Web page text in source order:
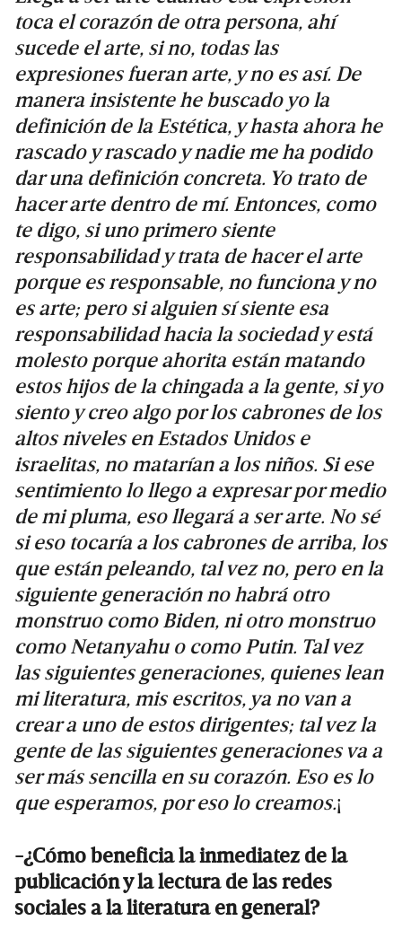
toca el corazón de otra persona, ahí
sucede el arte, si no, todas las
expresiones fueran arte, y no es así. De
manera insistente he buscado yo la
definición de la Estética, y hasta ahora he
rascado y rascado y nadie me ha podido
dar una definición concreta. Yo trato de
hacer arte dentro de mí. Entonces, como
te digo, si uno primero siente
responsabilidad y trata de hacer el arte
porque es responsable, no funciona y no
es arte; pero si alguien sí siente esa
responsabilidad hacia la sociedad y está
molesto porque ahorita están matando
estos hijos de la chingada a la gente, si yo
siento y creo algo por los cabrones de los
altos niveles en Estados Unidos e
israelitas, no matarían a los niños. Si ese
sentimiento lo llego a expresar por medio
de mi pluma, eso llegará a ser arte. No sé
si eso tocaría a los cabrones de arriba, los
que están peleando, tal vez no, pero en la
siguiente generación no habrá otro
monstruo como Biden, ni otro monstruo
como Netanyahu o como Putin. Tal vez
las siguientes generaciones, quienes lean
mi literatura, mis escritos, ya no van a
crear a uno de estos dirigentes; tal vez la
gente de las siguientes generaciones va a
ser más sencilla en su corazón. Eso es lo
que esperamos, por eso lo creamos.¡
-¿Cómo beneficia la inmediatez de la
publicación y la lectura de las redes
sociales a la literatura en general?